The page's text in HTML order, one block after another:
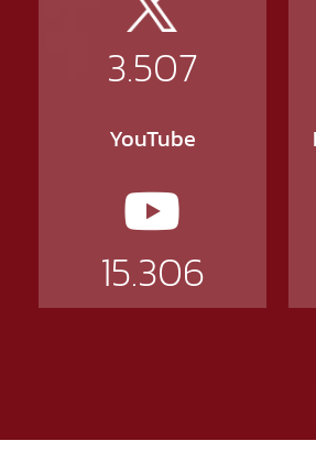
3.507
YouTube
15.306